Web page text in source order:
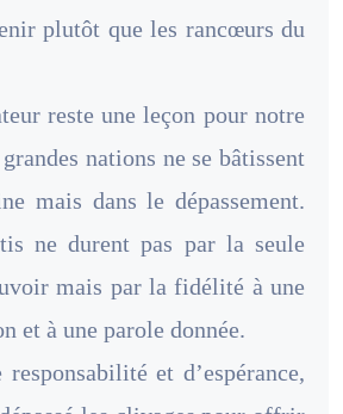
plutôt que les rancœurs du
reste une leçon pour notre
nations ne se bâtissent
mais dans le dépassement.
ne durent pas par la seule
mais par la fidélité à une
et à une parole donnée.
et d’espérance,